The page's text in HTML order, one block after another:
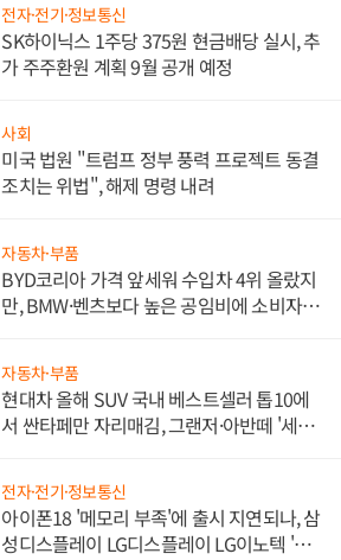
전자·전기·정보통신
SK하이닉스 1주당 375원 현금배당 실시, 추
가 주주환원 계획 9월 공개 예정
사회
미국 법원 "트럼프 정부 풍력 프로젝트 동결
조치는 위법", 해제 명령 내려
자동차·부품
BYD코리아 가격 앞세워 수입차 4위 올랐지
만, BMW·벤츠보다 높은 공임비에 소비자
자동차·부품
현대차 올해 SUV 국내 베스트셀러 톱10에
서 싼타페만 자리매김, 그랜저·아반떼 '세단
전자·전기·정보통신
아이폰18 '메모리 부족'에 출시 지연되나, 삼
성디스플레이 LG디스플레이 LG이노텍 '탈